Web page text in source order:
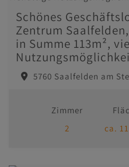
Schönes
Zentrum Saalfelden,
in Summe 113m²,
5760 Saalfelden am
Zimmer
2
ca.